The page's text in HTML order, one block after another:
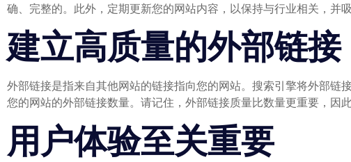
确、完整的。此外，定期更新您的网站内容，以保持与行业相关，并
建立高质量的外部链接
外部链接是指来自其他网站的链接指向您的网站。搜索引擎将外部
您的网站的外部链接数量。请记住，外部链接质量比数量更重要，因
用户体验至关重要